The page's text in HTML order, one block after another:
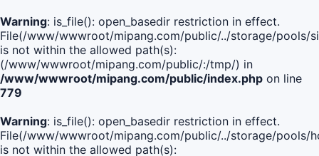
Warning: is_file(): open_basedir restriction in effect.
File(/www/wwwroot/mipang.com/public/../storage/pools/
is not within the allowed path(s):
(/www/wwwroot/mipang.com/public/:/tmp/) in
/www/wwwroot/mipang.com/public/index.php on line
779
Warning: is_file(): open_basedir restriction in effect.
File(/www/wwwroot/mipang.com/public/../storage/pools/
is not within the allowed path(s):